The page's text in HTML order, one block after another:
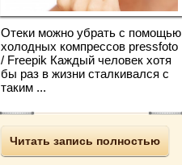
Отеки можно убрать с помощью
холодных компрессов pressfoto
/ Freepik Каждый человек хотя
бы раз в жизни сталкивался с
таким ...
Читать запись полностью